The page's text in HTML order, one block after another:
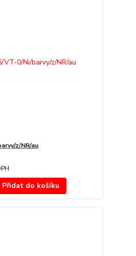
z/NR/au
Přidat do košíku